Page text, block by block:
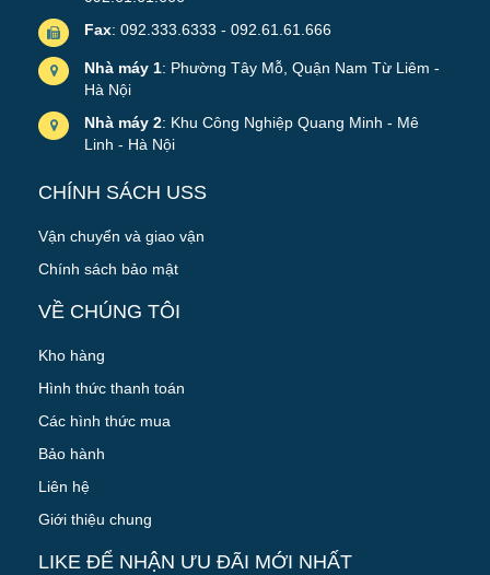
Fax: 092.333.6333 - 092.61.61.666
Nhà máy 1: Phường Tây Mỗ, Quận Nam Từ Liêm -
Hà Nội
Nhà máy 2: Khu Công Nghiệp Quang Minh - Mê
Linh - Hà Nội
CHÍNH SÁCH USS
Vận chuyển và giao vận
Chính sách bảo mật
VỀ CHÚNG TÔI
Kho hàng
Hình thức thanh toán
Các hình thức mua
Bảo hành
Liên hệ
Giới thiệu chung
LIKE ĐỂ NHẬN ƯU ĐÃI MỚI NHẤT